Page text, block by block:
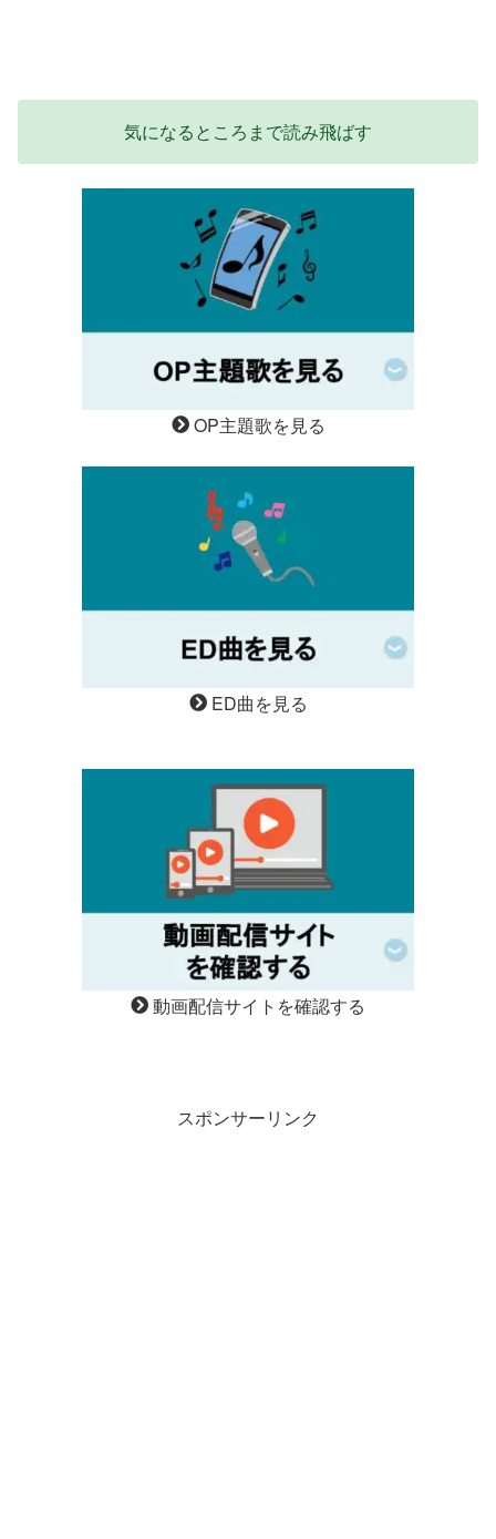
気になるところまで読み飛ばす
OP主題歌を見る
ED曲を見る
動画配信サイトを確認する
スポンサーリンク